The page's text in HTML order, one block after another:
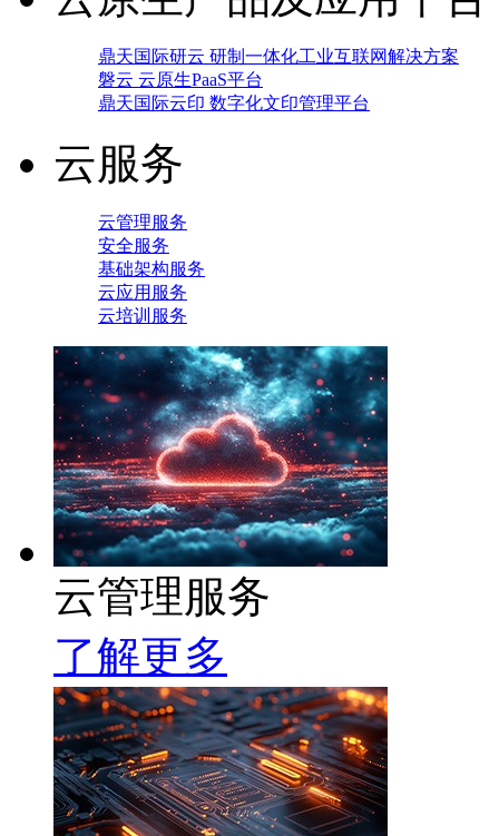
鼎天国际研云 研制一体化工业互联网解决方案
磐云 云原生PaaS平台
鼎天国际云印 数字化文印管理平台
云服务
云管理服务
安全服务
基础架构服务
云应用服务
云培训服务
云管理服务
了解更多